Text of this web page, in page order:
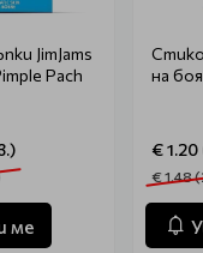
JimJams
Pach
ме
на боя
€ 1.20
€ 1.48